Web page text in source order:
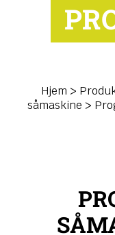
Hjem >
såmaskine >